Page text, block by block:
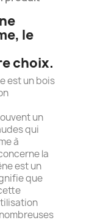
le
choix.
est un bois
un
qui
à
la
est un
que